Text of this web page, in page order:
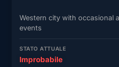
Western city with occasional
events
STATO ATTUALE
Improbabile